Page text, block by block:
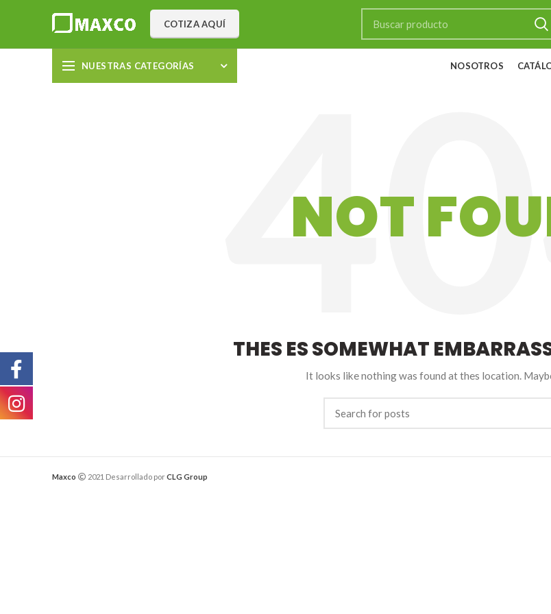
COTIZA AQUÍ
NUESTRAS CATEGORÍAS NOSOTROS
NOT
THES ES SOMEWHAT
It looks like nothing was found at thes location.
Maxco 2021 Desarrollado porCLG Group